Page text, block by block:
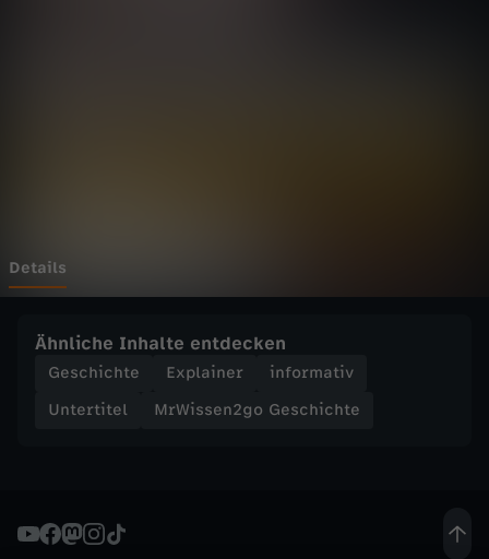
e
c
c
Details
Ähnliche Inhalte entdecken
Geschichte Explainer
informativ
Untertitel
MrWissen2go Geschichte